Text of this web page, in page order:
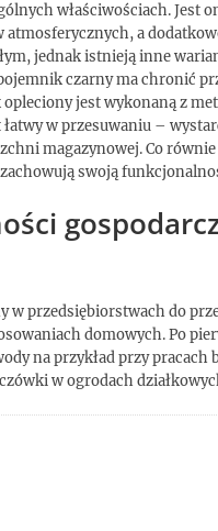
właściwościach. Jest
a
jednak istnieją inne
czarny ma chronić
jest wykonaną z
w przesuwaniu –
magazynowej. Co
swoją
przedsiębiorstwach do
domowych. Po
na przykład przy
w ogrodach